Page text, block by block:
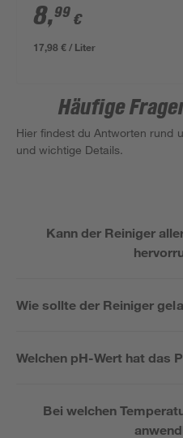
ml
8,99 €
17,98 € / Liter
Häufige
Hier findest du Antworten rund
und wichtige Details.
Kann der Reiniger
Wie sollte der Reiniger
Welchen pH-Wert hat das
Bei welchen